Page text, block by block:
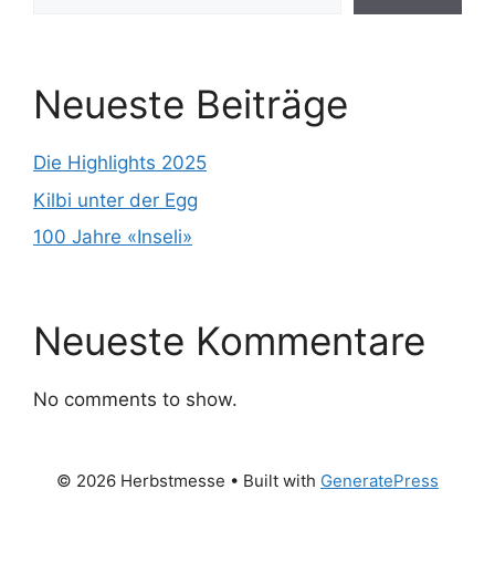
Neueste Beiträge
Die Highlights 2025
Kilbi unter der Egg
100 Jahre «Inseli»
Neueste Kommentare
No comments to show.
© 2026 Herbstmesse • Built with GeneratePress